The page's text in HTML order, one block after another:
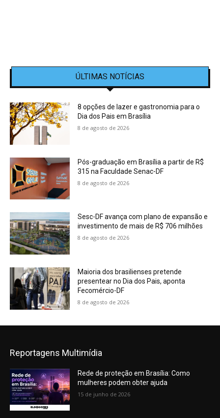
ÚLTIMAS NOTÍCIAS
8 opções de lazer e gastronomia para o
Dia dos Pais em Brasília
8 de agosto de 2026
Pós-graduação em Brasília a partir de R$
315 na Faculdade Senac-DF
8 de agosto de 2026
Sesc-DF avança com plano de expansão e
investimento de mais de R$ 706 milhões
8 de agosto de 2026
Maioria dos brasilienses pretende
presentear no Dia dos Pais, aponta
Fecomércio-DF
8 de agosto de 2026
Reportagens Multimídia
Rede de proteção em Brasília: Como
mulheres podem obter ajuda
15 de junho de 2026